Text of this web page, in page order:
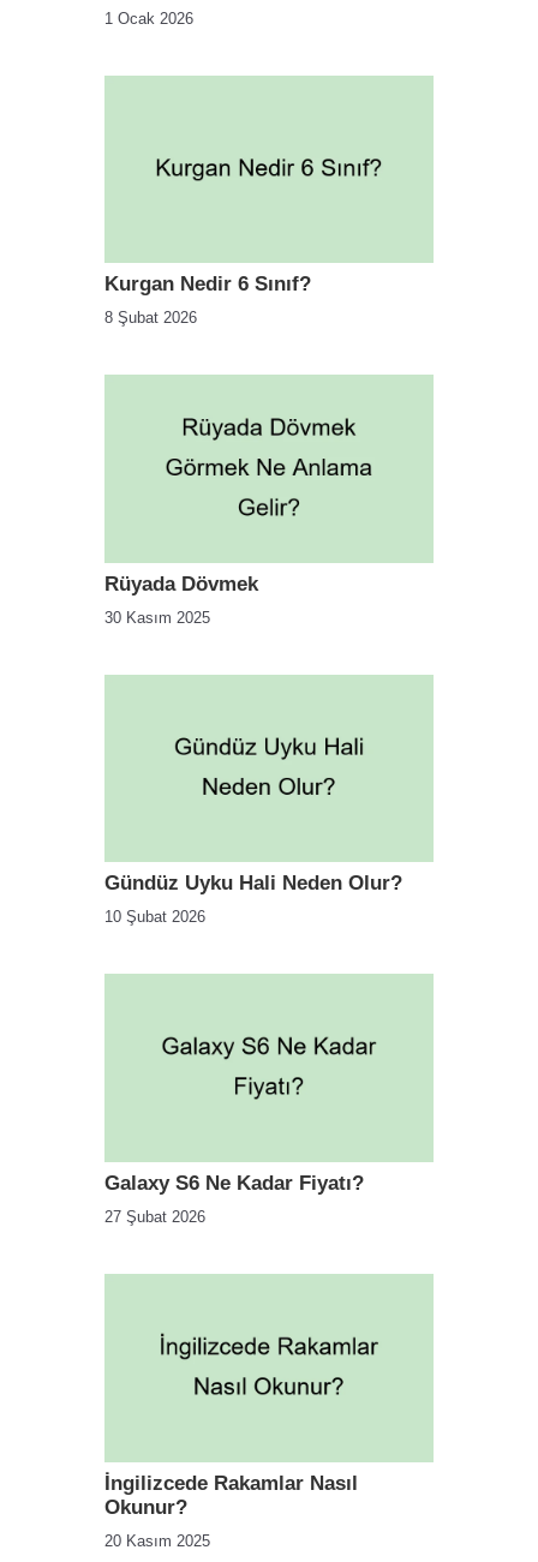
1 Ocak 2026
Kurgan Nedir 6 Sınıf?
8 Şubat 2026
Rüyada Dövmek
30 Kasım 2025
Gündüz Uyku Hali Neden Olur?
10 Şubat 2026
Galaxy S6 Ne Kadar Fiyatı?
27 Şubat 2026
İngilizcede Rakamlar Nasıl
Okunur?
20 Kasım 2025